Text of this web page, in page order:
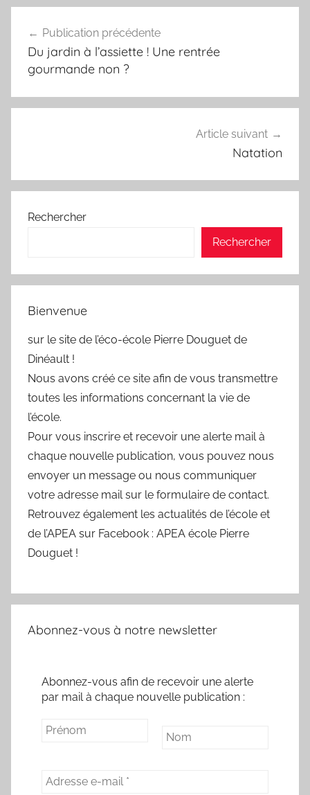
de
l’article
Publication précédente
Du jardin à l’assiette ! Une rentrée
gourmande non ?
Article suivant
Natation
Rechercher
Rechercher
Bienvenue
sur le site de l’éco-école Pierre Douguet de
Dinéault !
Nous avons créé ce site afin de vous transmettre
toutes les informations concernant la vie de
l’école.
Pour vous inscrire et recevoir une alerte mail à
chaque nouvelle publication, vous pouvez nous
envoyer un message ou nous communiquer
votre adresse mail sur le formulaire de contact.
Retrouvez également les actualités de l’école et
de l’APEA sur Facebook : APEA école Pierre
Douguet !
Abonnez-vous à notre newsletter
Abonnez-vous afin de recevoir une alerte
par mail à chaque nouvelle publication :